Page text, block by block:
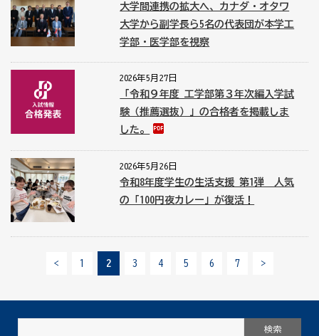
大学間連携の拡大へ、カナダ・オタワ
大学から副学長ら5名の代表団が本学工
学部・医学部を視察
2026年5月27日
「令和９年度 工学部第３年次編入学試
験（推薦選抜）」の合格者を掲載しま
した。
2026年5月26日
令和8年度学生の生活支援 第1弾 人気
の「100円夜カレー」が復活！
< 1 2 3 4 5 6 7 >